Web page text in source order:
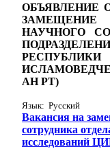
ОБЪЯВЛЕНИЕ
НАУЧНОГО
АН РТ)
Язык: Русский
Вакансия на
сотрудника
исследований